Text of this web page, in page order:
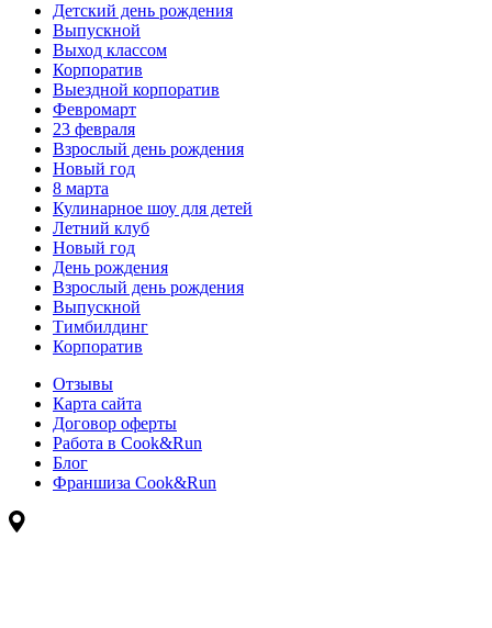
Детский день рождения
Выпускной
Выход классом
Корпоратив
Выездной корпоратив
Февромарт
23 февраля
Взрослый день рождения
Новый год
8 марта
Кулинарное шоу для детей
Летний клуб
Новый год
День рождения
Взрослый день рождения
Выпускной
Тимбилдинг
Корпоратив
Отзывы
Карта сайта
Договор оферты
Работа в Cook&Run
Блог
Франшиза Cook&Run